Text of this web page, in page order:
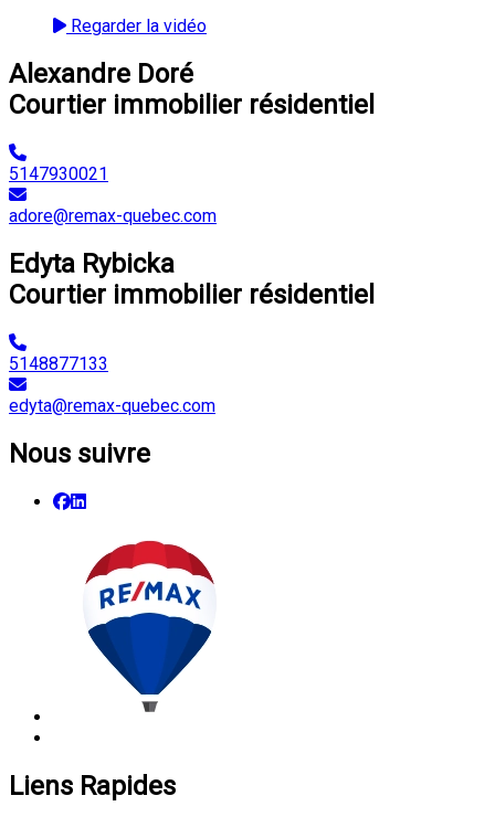
Regarder la vidéo
Alexandre Doré
Courtier immobilier résidentiel
5147930021
adore@remax-quebec.com
Edyta Rybicka
Courtier immobilier résidentiel
5148877133
edyta@remax-quebec.com
Nous suivre
Liens Rapides